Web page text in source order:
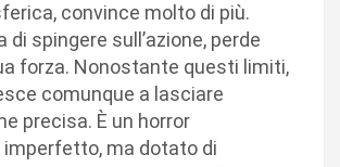
convince molto di più.
di spingere sull’azione, perde
forza. Nonostante questi limiti,
comunque a lasciare
precisa. È un horror
imperfetto, ma dotato di